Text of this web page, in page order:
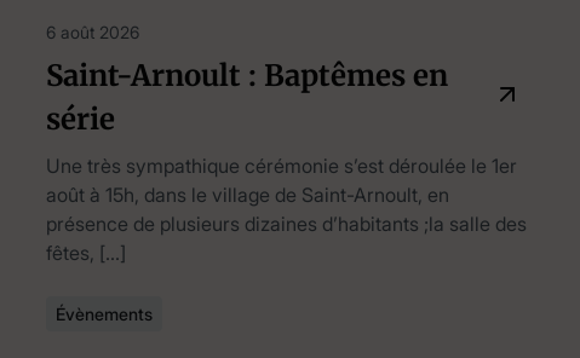
6 août 2026
Saint-Arnoult : Baptêmes en
série
Une très sympathique cérémonie s’est déroulée le 1er
août à 15h, dans le village de Saint-Arnoult, en
présence de plusieurs dizaines d’habitants ;la salle des
fêtes, […]
Évènements